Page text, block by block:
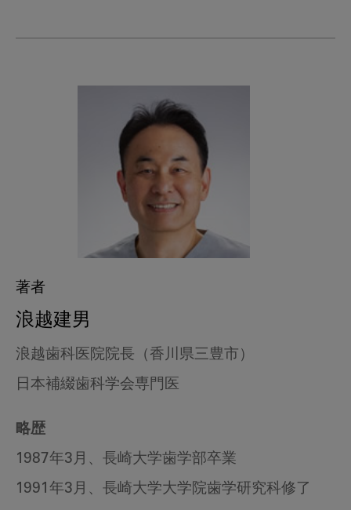
著者
浪越建男
浪越歯科医院院長（香川県三豊市）
日本補綴歯科学会専門医
略歴
1987年3月、長崎大学歯学部卒業
1991年3月、長崎大学大学院歯学研究科修了